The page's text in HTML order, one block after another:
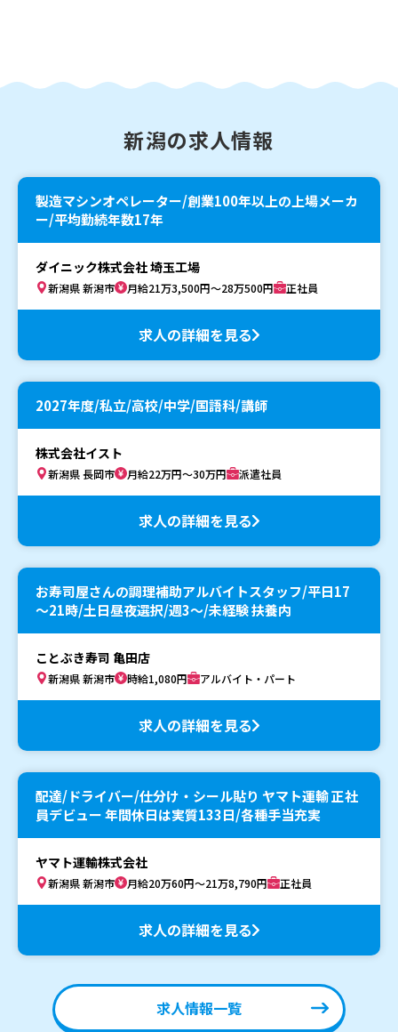
新潟の求人情報
製造マシンオペレーター/創業100年以上の上場メーカ
ー/平均勤続年数17年
ダイニック株式会社 埼玉工場
新潟県 新潟市 月給21万3,500円～28万500円 正社員
求人の詳細を見る
2027年度/私立/高校/中学/国語科/講師
株式会社イスト
新潟県 長岡市 月給22万円～30万円 派遣社員
求人の詳細を見る
お寿司屋さんの調理補助アルバイトスタッフ/平日17
～21時/土日昼夜選択/週3～/未経験 扶養内
ことぶき寿司 亀田店
新潟県 新潟市 時給1,080円 アルバイト・パート
求人の詳細を見る
配達/ドライバー/仕分け・シール貼り ヤマト運輸 正社
員デビュー 年間休日は実質133日/各種手当充実
ヤマト運輸株式会社
新潟県 新潟市 月給20万60円～21万8,790円 正社員
求人の詳細を見る
求人情報一覧